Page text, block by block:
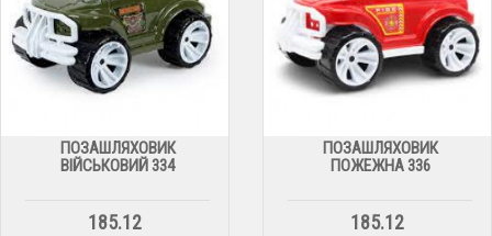
ПОЗАШЛЯХОВИК
ВІЙСЬКОВИЙ 334
185.12
ПОЗАШЛЯХОВИК
ПОЖЕЖНА 336
185.12